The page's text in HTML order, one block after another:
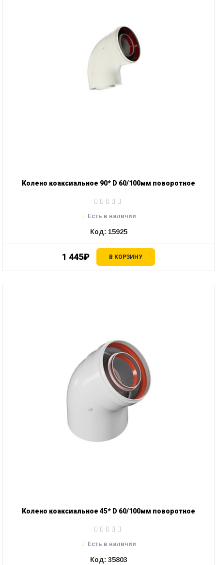
Колено коаксиальное 90* D 60/100мм поворотное
1 445₽ В КОРЗИНУ
Есть в наличии
Код: 15925
Колено коаксиальное 45* D 60/100мм поворотное
Есть в наличии
Код: 35803